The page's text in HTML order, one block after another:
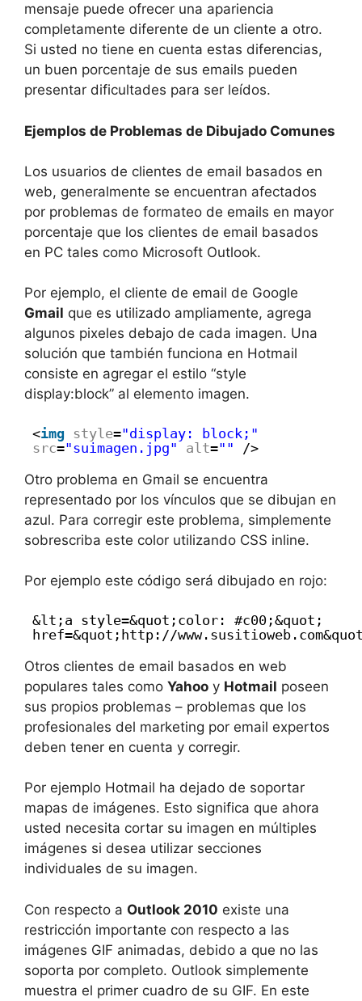
mensaje puede ofrecer una apariencia
completamente diferente de un cliente a otro.
Si usted no tiene en cuenta estas diferencias,
un buen porcentaje de sus emails pueden
presentar dificultades para ser leídos.
Ejemplos de Problemas de Dibujado Comunes
Los usuarios de clientes de email basados en
web, generalmente se encuentran afectados
por problemas de formateo de emails en mayor
porcentaje que los clientes de email basados
en PC tales como Microsoft Outlook.
Por ejemplo, el cliente de email de Google
Gmail que es utilizado ampliamente, agrega
algunos pixeles debajo de cada imagen. Una
solución que también funciona en Hotmail
consiste en agregar el estilo “style
display:block” al elemento imagen.
<img style="display: block;"
src="suimagen.jpg" alt=""
/>
Otro problema en Gmail se encuentra
representado por los vínculos que se dibujan en
azul. Para corregir este problema, simplemente
sobrescriba este color utilizando CSS inline.
Por ejemplo este código será dibujado en rojo:
&lt;a style=&quot;color: #c00;&quot;
href=&quot; http://
Otros clientes de email basados en web
populares tales como Yahoo y Hotmail poseen
sus propios problemas – problemas que los
profesionales del marketing por email expertos
deben tener en cuenta y corregir.
Por ejemplo Hotmail ha dejado de soportar
mapas de imágenes. Esto significa que ahora
usted necesita cortar su imagen en múltiples
imágenes si desea utilizar secciones
individuales de su imagen.
Con respecto a Outlook 2010 existe una
restricción importante con respecto a las
imágenes GIF animadas, debido a que no las
soporta por completo. Outlook simplemente
muestra el primer cuadro de su GIF. En este